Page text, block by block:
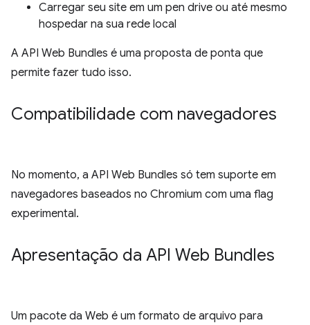
Carregar seu site em um pen drive ou até mesmo
hospedar na sua rede local
A API Web Bundles é uma proposta de ponta que
permite fazer tudo isso.
Compatibilidade com navegadores
No momento, a API Web Bundles só tem suporte em
navegadores baseados no Chromium com uma flag
experimental.
Apresentação da API Web Bundles
Um pacote da Web é um formato de arquivo para